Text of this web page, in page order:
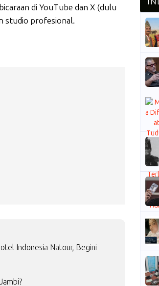
di YouTube dan X (dulu
studio profesional.
Indonesia Natour, Begini